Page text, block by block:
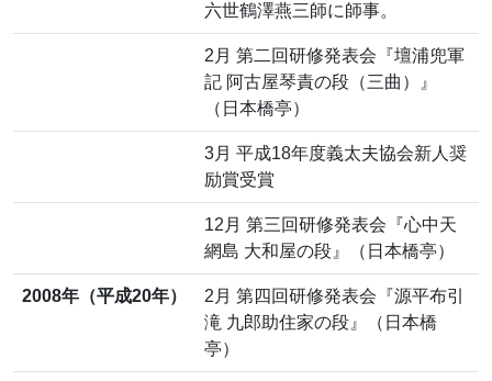
六世鶴澤燕三師に師事。
2月 第二回研修発表会『壇浦兜軍
記 阿古屋琴責の段（三曲）』
（日本橋亭）
3月 平成18年度義太夫協会新人奨
励賞受賞
12月 第三回研修発表会『心中天
網島 大和屋の段』（日本橋亭）
2008年（平成20年）
2月 第四回研修発表会『源平布引
滝 九郎助住家の段』（日本橋
亭）